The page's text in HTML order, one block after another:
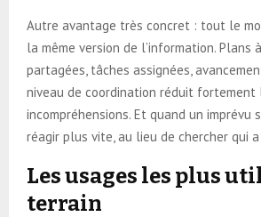
Autre avantage très concret : tout le
la même version de l’information. Plans
partagées, tâches assignées,
niveau de coordination réduit fortement
incompréhensions. Et quand un imprévu
réagir plus vite, au lieu de chercher qui
Les usages les plus
terrain